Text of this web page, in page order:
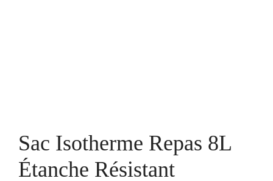
Sac Isotherme Repas 8L
Étanche Résistant